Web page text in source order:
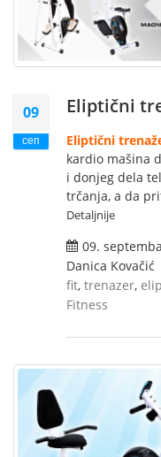
09
сеп
Eliptični
Eliptični
kardio mašina
i donjeg dela
trčanja, a da
Detaljnije
09.
Danica Kovačić
fit, trenazer,
Fitness